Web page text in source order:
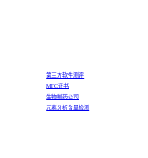
第三方软件测评
MTC证书
生物制药公司
元素分析含量检测